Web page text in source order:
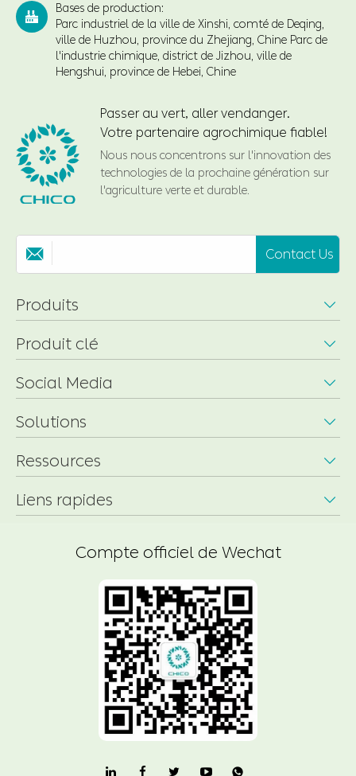

Bases de production:
Parc industriel de la ville de Xinshi, comté de Deqing,
ville de Huzhou, province du Zhejiang, Chine Parc de
l'industrie chimique, district de Jizhou, ville de
Hengshui, province de Hebei, Chine
Passer au vert, aller vendanger.
Votre partenaire agrochimique fiable!
Nous nous concentrons sur l'innovation des
technologies de la prochaine génération sur
l'agriculture verte et durable.
 Contact Us
Produits 
Produit clé 
Social Media 
Solutions 
Ressources 
Liens rapides 
Compte officiel de Wechat
